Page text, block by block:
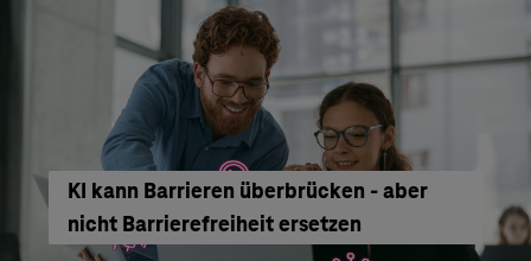
KI kann Barrieren überbrücken - aber
nicht Barrierefreiheit ersetzen